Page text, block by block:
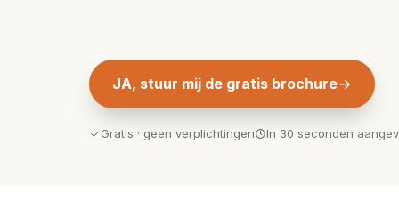
JA, stuur mij de gratis brochure
Gratis · geen verplichtingen In 30 seconden